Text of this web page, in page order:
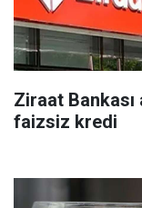
Ziraat Bankası
faizsiz kredi